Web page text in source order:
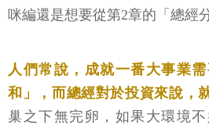
咪編還是想要從第2章的「總經
人們常說，成就一番大事業
和」，而總經對於投資來說，
巢之下無完卵，如果大環境